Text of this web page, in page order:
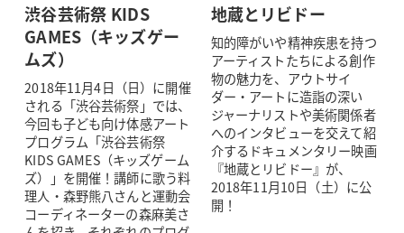
渋谷芸術祭 KIDS
GAMES（キッズゲー
ムズ）
2018年11月4日（日）に開催
される「渋谷芸術祭」では、
今回も子ども向け体感アート
プログラム「渋谷芸術祭
KIDS GAMES（キッズゲーム
ズ）」を開催！講師に歌う料
理人・森野熊八さんと運動会
コーディネーターの森麻美さ
地蔵とリビドー
知的障がいや精神疾患を持つ
アーティストたちによる創作
物の魅力を、アウトサイ
ダー・アートに造詣の深い
ジャーナリストや美術関係者
へのインタビューを交えて紹
介するドキュメンタリー映画
『地蔵とリビドー』が、
2018年11月10日（土）に公
開！